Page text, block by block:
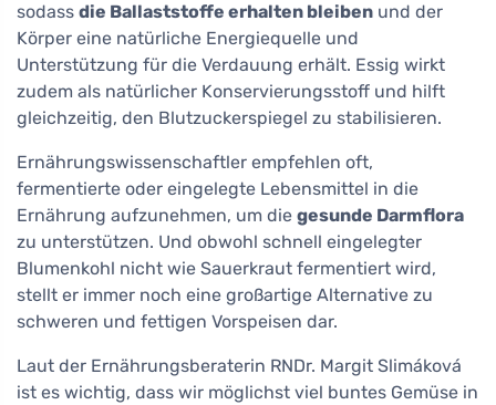
sodass die Ballaststoffe erhalten bleiben und der
Körper eine natürliche Energiequelle und
Unterstützung für die Verdauung erhält. Essig wirkt
zudem als natürlicher Konservierungsstoff und hilft
gleichzeitig, den Blutzuckerspiegel zu stabilisieren.
Ernährungswissenschaftler empfehlen oft,
fermentierte oder eingelegte Lebensmittel in die
Ernährung aufzunehmen, um die gesunde Darmflora
zu unterstützen. Und obwohl schnell eingelegter
Blumenkohl nicht wie Sauerkraut fermentiert wird,
stellt er immer noch eine großartige Alternative zu
schweren und fettigen Vorspeisen dar.
Laut der Ernährungsberaterin RNDr. Margit Slimáková
ist es wichtig, dass wir möglichst viel buntes Gemüse in